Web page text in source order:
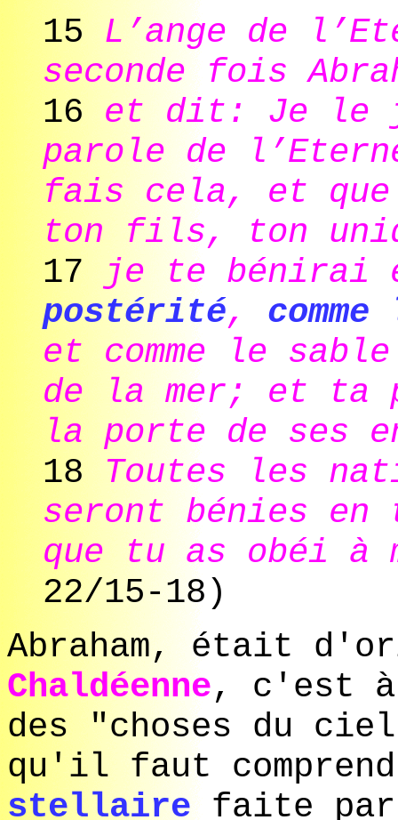
15 L’ange de
seconde fois
16 et dit: Je le
parole de
fais cela, et que
ton fils, ton
17
je te
postérité,
et comme le
de la mer; et ta
la porte de ses
18 Toutes les
seront bénies
que tu as obéi à
22/15-18)
Abraham, était
Chaldéenne, c'est
des "choses du
qu'il faut
stellaire faite